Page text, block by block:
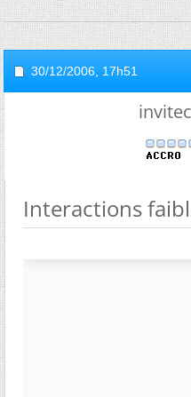
30/12/2006, 17h51
Interactions